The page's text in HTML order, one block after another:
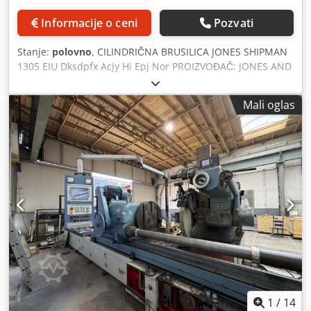
obezbede da stručnjak za zaštitu pregleda proizvode pre
upotrebe.
Informacije o ceni Pozvati
Stanje: polovno, CILINDRIČNA BRUSILICA JONES SHIPMAN
1305 EIU Dksdpfx Acjy Hi Epj Nor PROIZVOĐAČ: JONES AND
SHIPMAN, NAPRAVLJENA U ENGLESKOJ MODEL: 1305 EIU
VISINA CENTRA: 185,0 mm MAKSIMALNI PREČNIK: 370,0
mm MAKSIMALNA DUBINA BRUŠENJA: 1016,0 mm
MAKSIMALNA DIMENZIJA BRUSNOG TOČKA: 350,0 mm x
40,0 mm BRZINA BRUŠENJA: 40 – 320 O/min ROTACIJA
STOLA: od 16° do –12° MAKSIMALNA BRZINA
UNUTRAŠNJEG VRETENA: 24.000 O/min DODATNO: -
HEIDENHAIN digitalni merni sistem (DRO) - Priključak za
unutrašnje brušenje - Veliki asortiman alata i pribora -
Raznovrsne magnetne ploče - Privjesna komanda -
Hidraulična jedinica Mašina čista
Mali oglas
1 / 14